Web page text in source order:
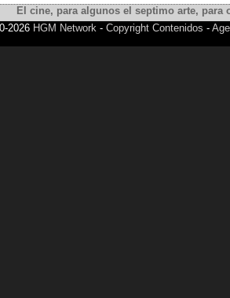
El cine, para algunos el septimo arte,
2026 HGM Network- Copyright Contenidos -